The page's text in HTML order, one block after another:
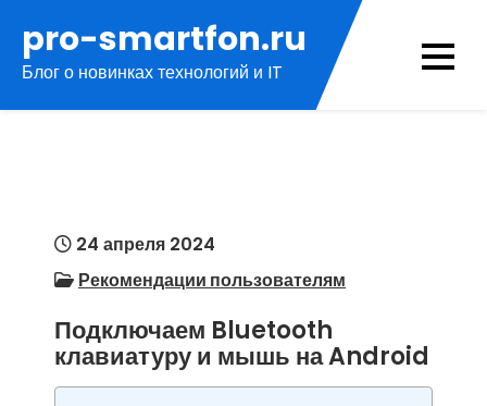
содержимому
pro-smartfon.ru
Блог о новинках технологий и IT
24 апреля 2024
Рекомендации пользователям
Подключаем Bluetooth
клавиатуру и мышь на Android